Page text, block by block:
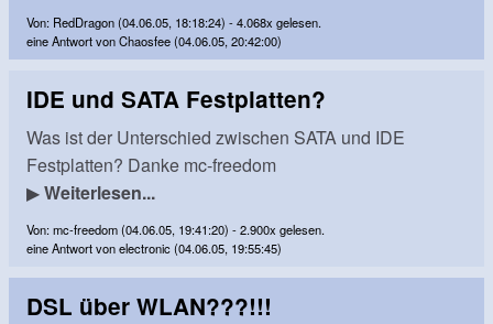
Von: RedDragon (04.06.05, 18:18:24) - 4.068x gelesen.
eine Antwort von Chaosfee (04.06.05, 20:42:00)
IDE und SATA Festplatten?
Was ist der Unterschied zwischen SATA und IDE
Festplatten? Danke mc-freedom
▶Weiterlesen...
Von: mc-freedom (04.06.05, 19:41:20) - 2.900x gelesen.
eine Antwort von electronic (04.06.05, 19:55:45)
DSL über WLAN???!!!